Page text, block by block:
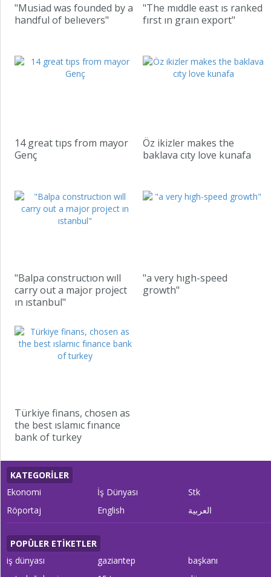
"Musiad was founded by a
handful of belıevers"
"The mıddle east ıs ranked
fırst ın graın export"
14 great tıps from mayor
Genç
Öz ikizler makes the
baklava cıty love kunafa
"Balpa constructıon wıll
carry out a major project
ın ıstanbul"
"a very hıgh-speed
growth"
Türkiye finans, chosen as
the best ıslamıc fınance
bank of turkey
KATEGORİLER
Ekonomi
İş Dünyası
Stk
Röportaj
English العربية
POPÜLER ETİKETLER
iş dünyası
gaziantep
başkanı